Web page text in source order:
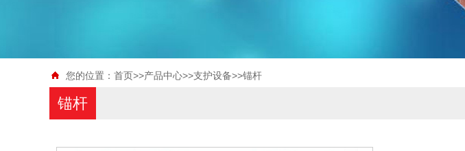
您的位置： 首页>>产品中心>>支护设备>>锚杆
锚杆